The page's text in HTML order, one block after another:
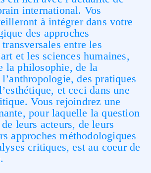
international. Vos
à intégrer dans votre
des approches
entre les
et les sciences humaines,
la philosophie, de la
des pratiques
et ceci dans une
Vous rejoindrez une
pour laquelle la question
leurs acteurs, de leurs
approches méthodologiques
critiques, est au coeur de